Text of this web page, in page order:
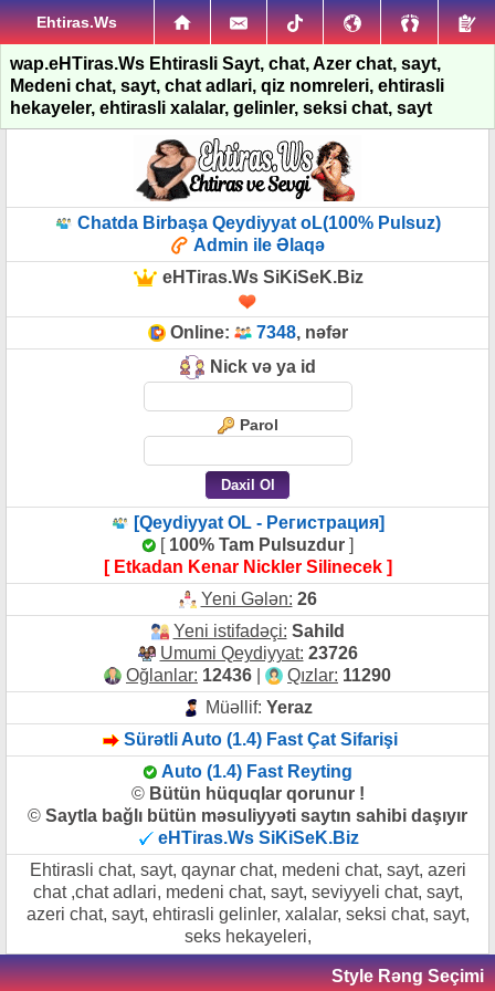
Ehtiras.Ws
wap.eHTiras.Ws Ehtirasli Sayt, chat, Azer chat, sayt,
Medeni chat, sayt, chat adlari, qiz nomreleri, ehtirasli
hekayeler, ehtirasli xalalar, gelinler, seksi chat, sayt
Chatda Birbaşa Qeydiyyat oL(100% Pulsuz)
Admin ile Əlaqə
eHTiras.Ws SiKiSeK.Biz
Online: 7348, nəfər
Nick və ya id
Parol
[Qeydiyyat OL - Регистрация]
[ 100% Tam Pulsuzdur ]
[ Etkadan Kenar Nickler Silinecek ]
Yeni Gələn: 26
Yeni istifadəçi: Sahild
Umumi Qeydiyyat: 23726
Oğlanlar: 12436 Qızlar: 11290
Müəllif: Yeraz
Sürətli Auto (1.4) Fast Çat Sifarişi
Auto (1.4) Fast Reyting
© Bütün hüquqlar qorunur !
© Saytla bağlı bütün məsuliyyəti saytın sahibi daşıyır
eHTiras.Ws SiKiSeK.Biz
Ehtirasli chat, sayt, qaynar chat, medeni chat, sayt, azeri
chat ,chat adlari, medeni chat, sayt, seviyyeli chat, sayt,
azeri chat, sayt, ehtirasli gelinler, xalalar, seksi chat, sayt,
seks hekayeleri,
Style Rəng Seçimi